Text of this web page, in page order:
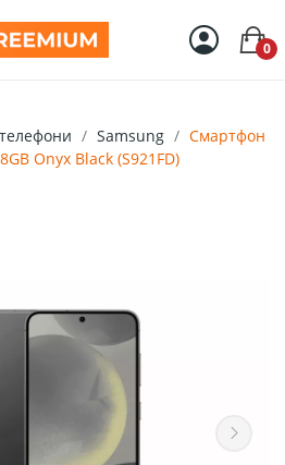
0
Samsung
Смартфон
Onyx Black (S921FD)